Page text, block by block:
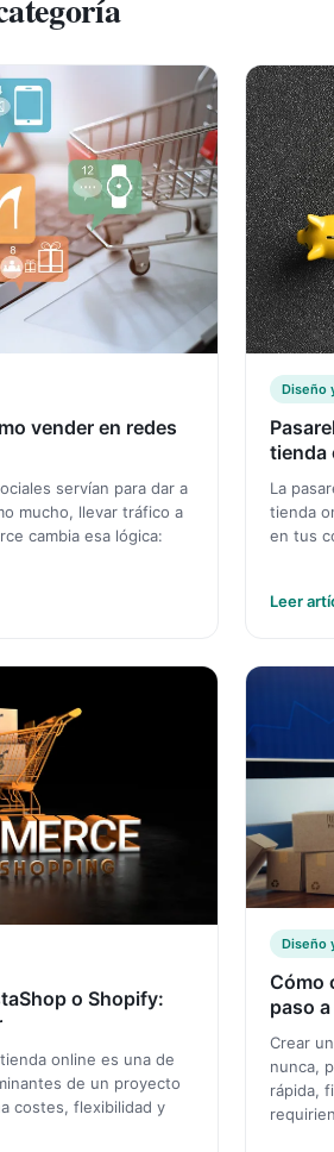
vender en redes
servían para dar a
mucho, llevar tráfico a
cambia esa lógica:
Diseño
tienda
La
tienda
en tus
Leer
o Shopify:
online es una de
de un proyecto
costes, flexibilidad y
Diseño
Cómo
paso
Crear
nunca,
rápida,